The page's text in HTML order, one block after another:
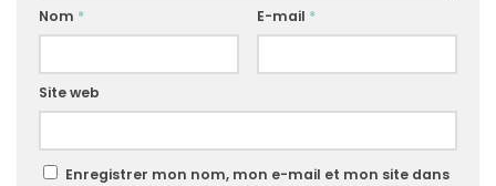
Nom * E-mail *
Site web
Enregistrer mon nom, mon e-mail et mon site dans